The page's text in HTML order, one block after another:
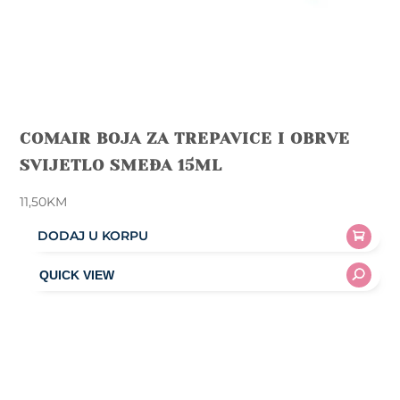
COMAIR BOJA ZA TREPAVICE I OBRVE
SVIJETLO SMEĐA 15ML
11,50KM
DODAJ U KORPU